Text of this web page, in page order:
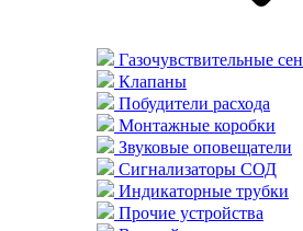
Газочувствительные
Клапаны
Побудители расхода
Монтажные коробки
Звуковые оповещатели
Сигнализаторы СОД
Индикаторные трубки
Прочие устройства